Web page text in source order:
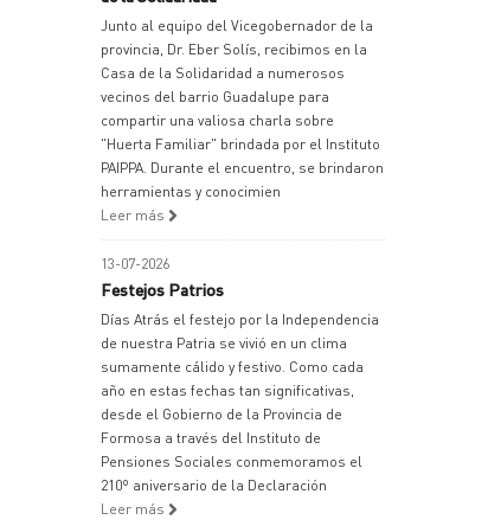
Junto al equipo del Vicegobernador de la
provincia, Dr. Eber Solís, recibimos en la
Casa de la Solidaridad a numerosos
vecinos del barrio Guadalupe para
compartir una valiosa charla sobre
"Huerta Familiar" brindada por el Instituto
PAIPPA. Durante el encuentro, se brindaron
herramientas y conocimien
Leer más
13-07-2026
Festejos Patrios
Días Atrás el festejo por la Independencia
de nuestra Patria se vivió en un clima
sumamente cálido y festivo. Como cada
año en estas fechas tan significativas,
desde el Gobierno de la Provincia de
Formosa a través del Instituto de
Pensiones Sociales conmemoramos el
210º aniversario de la Declaración
Leer más